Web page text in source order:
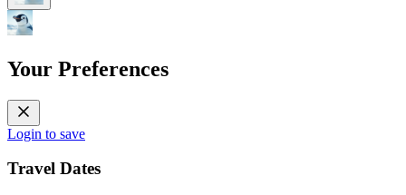
Your Preferences
Login to save
Travel Dates